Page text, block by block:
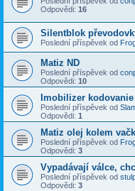
Odpovědi: 16
Silentblok
Poslední příspěvek od
Matiz ND
Poslední příspěvek od
Odpovědi: 10
Imobilizer
Poslední příspěvek od
Odpovědi: 1
Matiz olej kolem
Poslední příspěvek od
Odpovědi: 3
Vypadávají válce,
Poslední příspěvek od
Odpovědi: 3